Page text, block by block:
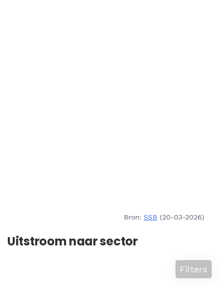
Bron: SSB (20-03-2026)
Uitstroom naar sector
Filters